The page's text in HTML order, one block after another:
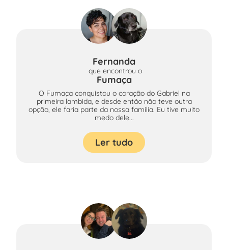
Fernanda
que encontrou o
Fumaça
O Fumaça conquistou o coração do Gabriel na
primeira lambida, e desde então não teve outra
opção, ele faria parte da nossa família. Eu tive muito
medo dele...
Ler tudo